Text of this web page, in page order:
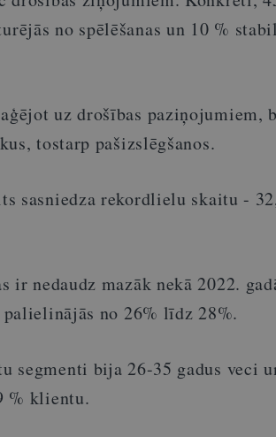
no spēlēšanas un 10 %
uz drošības
tostarp pašizslēgšanos.
sasniedza rekordlielu skaitu -
nedaudz mazāk nekā 2022.
no 26% līdz 28%.
segmenti bija 26-35 gadus veci
% klientu.